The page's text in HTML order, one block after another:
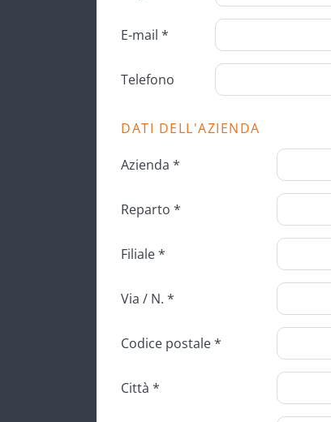
E-mail *
Telefono
DATI DELL'AZIENDA
Azienda *
Reparto *
Filiale *
Via / N. *
Codice postale *
Città *